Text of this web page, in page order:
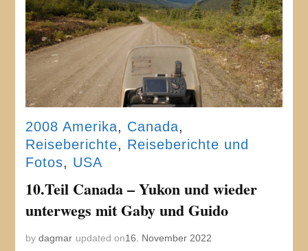
2008 Amerika, Canada,
Reiseberichte, Reiseberichte und
Fotos, USA
10.Teil Canada – Yukon und wieder
unterwegs mit Gaby und Guido
bydagmar updated on16. November 2022